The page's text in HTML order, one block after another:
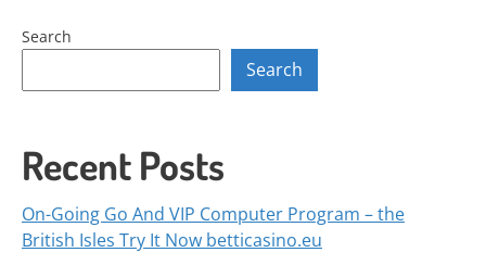
Search
Search
Recent Posts
On-Going Go And VIP Computer Program – the
British Isles Try It Now betticasino.eu